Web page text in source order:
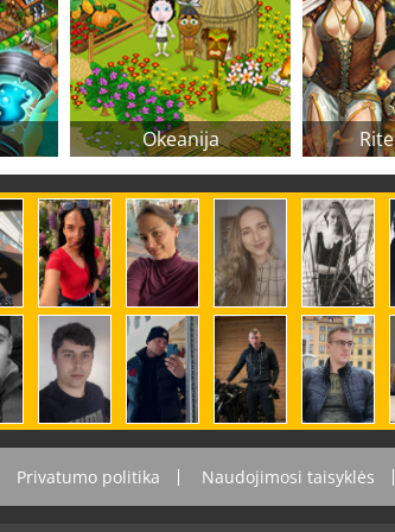
Okeanija
Privatumo politika Naudojimosi taisyklės